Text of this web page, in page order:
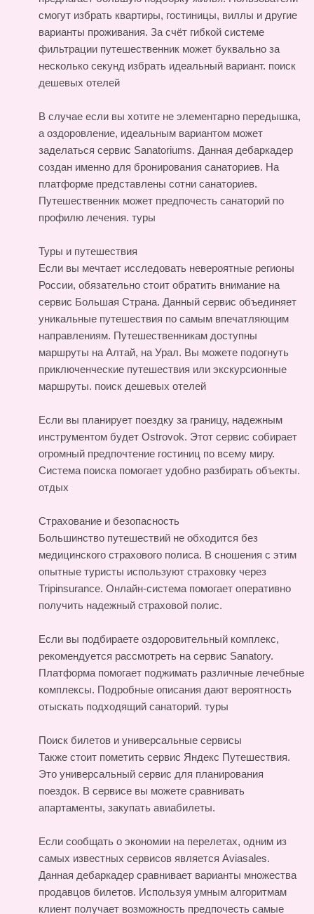
смогут избрать квартиры, гостиницы, виллы и другие
варианты проживания. За счёт гибкой системе
фильтрации путешественник может буквально за
несколько секунд избрать идеальный вариант. поиск
дешевых отелей
В случае если вы хотите не элементарно передышка,
а оздоровление, идеальным вариантом может
заделаться сервис Sanatoriums. Данная дебаркадер
создан именно для бронирования санаториев. На
платформе представлены сотни санаториев.
Путешественник может предпочесть санаторий по
профилю лечения. туры
Туры и путешествия
Если вы мечтает исследовать невероятные регионы
России, обязательно стоит обратить внимание на
сервис Большая Страна. Данный сервис объединяет
уникальные путешествия по самым впечатляющим
направлениям. Путешественникам доступны
маршруты на Алтай, на Урал. Вы можете подогнуть
приключенческие путешествия или экскурсионные
маршруты. поиск дешевых отелей
Если вы планирует поездку за границу, надежным
инструментом будет Ostrovok. Этот сервис собирает
огромный предпочтение гостиниц по всему миру.
Система поиска помогает удобно разбирать объекты.
отдых
Страхование и безопасность
Большинство путешествий не обходится без
медицинского страхового полиса. В сношения с этим
опытные туристы используют страховку через
Tripinsurance. Онлайн-система помогает оперативно
получить надежный страховой полис.
Если вы подбираете оздоровительный комплекс,
рекомендуется рассмотреть на сервис Sanatory.
Платформа помогает поджимать различные лечебные
комплексы. Подробные описания дают вероятность
отыскать подходящий санаторий. туры
Поиск билетов и универсальные сервисы
Также стоит пометить сервис Яндекс Путешествия.
Это универсальный сервис для планирования
поездок. В сервисе вы можете сравнивать
апартаменты, закупать авиабилеты.
Если сообщать о экономии на перелетах, одним из
самых известных сервисов является Aviasales.
Данная дебаркадер сравнивает варианты множества
продавцов билетов. Используя умным алгоритмам
клиент получает возможность предпочесть самые